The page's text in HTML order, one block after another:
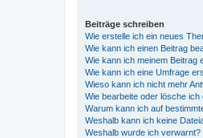
Beiträge schreiben
Wie erstelle ich ein neues
Wie kann ich einen Beitrag
Wie kann ich meinem Beitrag
Wie kann ich eine Umfrage
Wieso kann ich nicht mehr
Wie bearbeite oder lösche ich
Warum kann ich auf
Weshalb kann ich keine
Weshalb wurde ich verwarnt?